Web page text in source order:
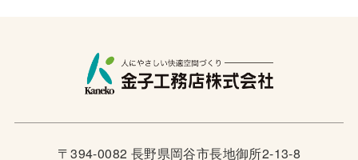
〒394-0082 長野県岡谷市長地御所2-13-8